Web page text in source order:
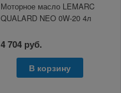
Моторное масло LEMARC
QUALARD NEO 0W-20 4л
4 704 руб.
В корзину